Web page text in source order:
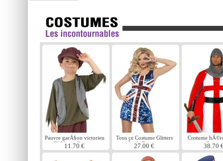
Pauvre garÃ§on victorien
Childrens Costume
11.70 €
Tous ce Costume Glitters
rÃ¨gle Britannia
27.00 €
Costume
George
38.70